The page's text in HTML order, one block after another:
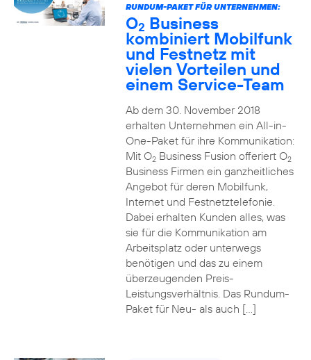
RUNDUM-PAKET FÜR UNTERNEHMEN:
O2 Business
kombiniert Mobilfunk
und Festnetz mit
vielen Vorteilen und
einem Service-Team
Ab dem 30. November 2018
erhalten Unternehmen ein All-in-
One-Paket für ihre Kommunikation:
Mit O2Business Fusion offeriert O2
Business Firmen ein ganzheitliches
Angebot für deren Mobilfunk,
Internet und Festnetztelefonie.
Dabei erhalten Kunden alles, was
sie für die Kommunikation am
Arbeitsplatz oder unterwegs
benötigen und das zu einem
überzeugenden Preis-
Leistungsverhältnis. Das Rundum-
Paket für Neu- als auch […]